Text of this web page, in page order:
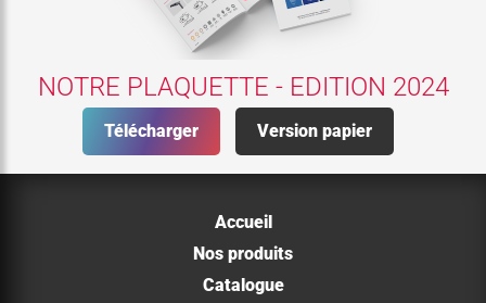
NOTRE PLAQUETTE - EDITION 2024
Télécharger Version papier
Accueil
Nos produits
Catalogue